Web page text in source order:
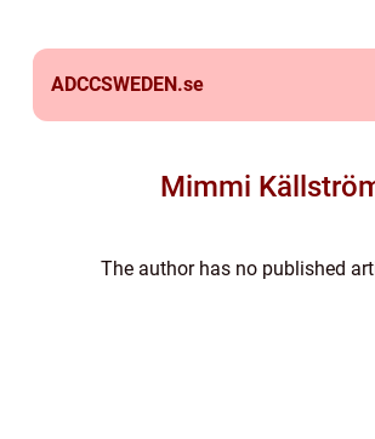
ADCCSWEDEN.se
Mimmi
The author has no published